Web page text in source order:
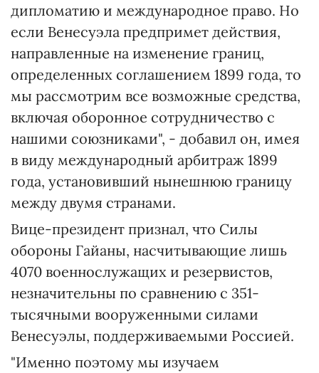
дипломатию и международное право. Но
если Венесуэла предпримет действия,
направленные на изменение границ,
определенных соглашением 1899 года, то
мы рассмотрим все возможные средства,
включая оборонное сотрудничество с
нашими союзниками", - добавил он, имея
в виду международный арбитраж 1899
года, установивший нынешнюю границу
между двумя странами.
Вице-президент признал, что Силы
обороны Гайаны, насчитывающие лишь
4070 военнослужащих и резервистов,
незначительны по сравнению с 351-
тысячными вооруженными силами
Венесуэлы, поддерживаемыми Россией.
"Именно поэтому мы изучаем